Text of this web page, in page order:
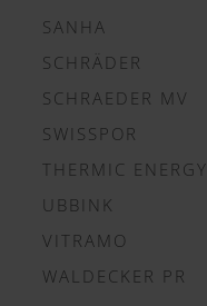
SANHA
SCHRÄDER
SCHRAEDER MV
SWISSPOR
THERMIC ENERGY
UBBINK
VITRAMO
WALDECKER PR